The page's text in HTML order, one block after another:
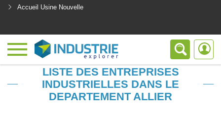
Accueil Usine Nouvelle
LISTE DES ENTREPRISES
INDUSTRIELLES DANS LE
DEPARTEMENT ALLIER